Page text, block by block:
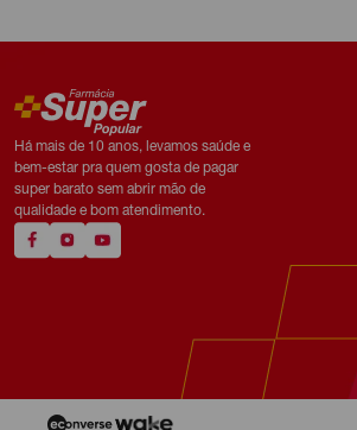
Há mais de 10 anos, levamos saúde e
bem-estar pra quem gosta de pagar
super barato sem abrir mão de
qualidade e bom atendimento.